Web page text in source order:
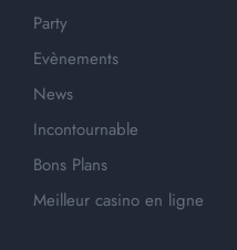
Party
Evènements
News
Incontournable
Bons Plans
Meilleur casino en ligne